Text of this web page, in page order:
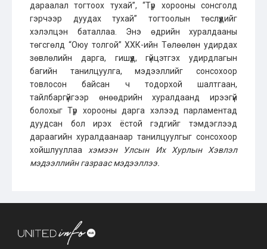
дараалал тогтоох тухай”, “Түр хорооны сонсголд
гэрчээр дуудах тухай” тогтоолын төслүүдийг
хэлэлцэн баталлаа. Энэ өдрийн хуралдааны
төгсгөлд “Оюу толгой” ХХК-ийн Төлөөлөн удирдах
зөвлөлийн дарга, гишүүд, гүйцэтгэх удирдлагын
багийн танилцуулга, мэдээллийг сонсохоор
товлосон байсан ч тодорхой шалтгаан,
тайлбаргүйгээр өнөөдрийн хуралдаанд ирээгүй
болохыг Түр хорооны дарга хэлээд парламентад
дуудсан бол ирэх ёстой гэдгийг тэмдэглээд
дараагийн хуралдаанаар танилцуулгыг сонсохоор
хойшлууллаа хэмээн Улсын Их Хурлын Хэвлэл
мэдээллийн газраас мэдээллээ.